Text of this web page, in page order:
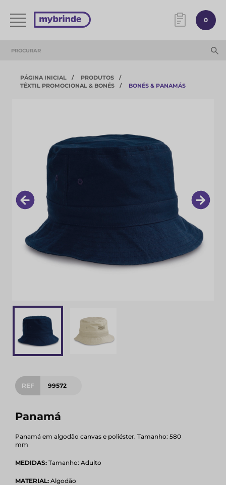
0
PÁGINA INICIAL
PRODUTOS
TÊXTIL PROMOCIONAL & BONÉS
BONÉS & PANAMÁS
REF 99572
Panamá
Panamá em algodão canvas e poliéster. Tamanho: 580
mm
MEDIDAS: Tamanho: Adulto
MATERIAL: Algodão